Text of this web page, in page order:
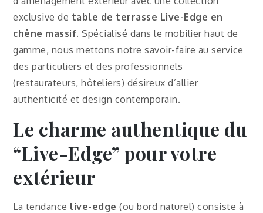
exclusive de table de terrasse Live-Edge en
chêne massif. Spécialisé dans le mobilier haut de
gamme, nous mettons notre savoir-faire au service
des particuliers et des professionnels
(restaurateurs, hôteliers) désireux d’allier
authenticité et design contemporain.
Le charme authentique du
“Live-Edge” pour votre
extérieur
La tendance live-edge (ou bord naturel) consiste à